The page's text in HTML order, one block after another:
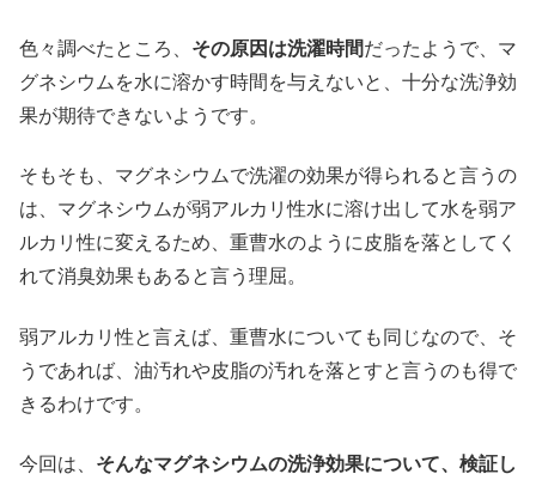
色々調べたところ、 その原因は洗濯時間だったようで、マ
グネシウムを水に溶かす時間を与えないと、十分な洗浄効
果が期待できないようです。
そもそも、マグネシウムで洗濯の効果が得られると言うの
は、マグネシウムが弱アルカリ性水に溶け出して水を弱ア
ルカリ性に変えるため、重曹水のように皮脂を落としてく
れて消臭効果もあると言う理屈。
弱アルカリ性と言えば、重曹水についても同じなので、そ
うであれば、油汚れや皮脂の汚れを落とすと言うのも得で
きるわけです。
今回は、 そんなマグネシウムの洗浄効果について、検証し